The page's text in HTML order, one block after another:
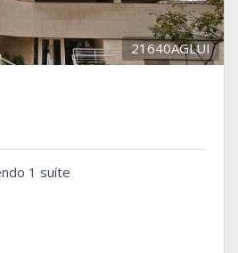
21640AGLUI
1 suíte